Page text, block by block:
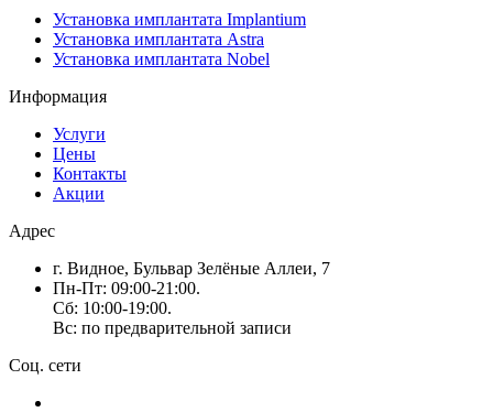
Установка имплантата Implantium
Установка имплантата Astra
Установка имплантата Nobel
Информация
Услуги
Цены
Контакты
Акции
Адрес
г. Видное, Бульвар Зелёные Аллеи, 7
Пн-Пт: 09:00-21:00.
Сб: 10:00-19:00.
Вс: по предварительной записи
Соц. сети